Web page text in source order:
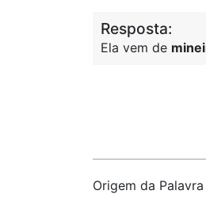
Resposta:
Ela vem de
Origem da